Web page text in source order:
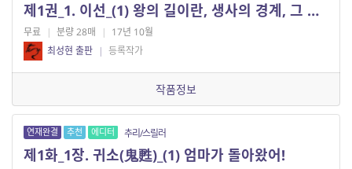
제1권_1. 이선_(1) 왕의 길이란, 생사의 경계, 그 칼날 위라는 것, 이었다.
무료 | 분량 28매 | 17년 10월
최성현 출판 | 등록작가
작품정보
연재완결 추천 에디터 추리/스릴러
제1화_1장. 귀소(鬼甦)_(1) 엄마가 돌아왔어!